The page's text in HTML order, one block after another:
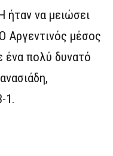
να μειώσει
Αργεντινός μέσος
ένα πολύ δυνατό
1.